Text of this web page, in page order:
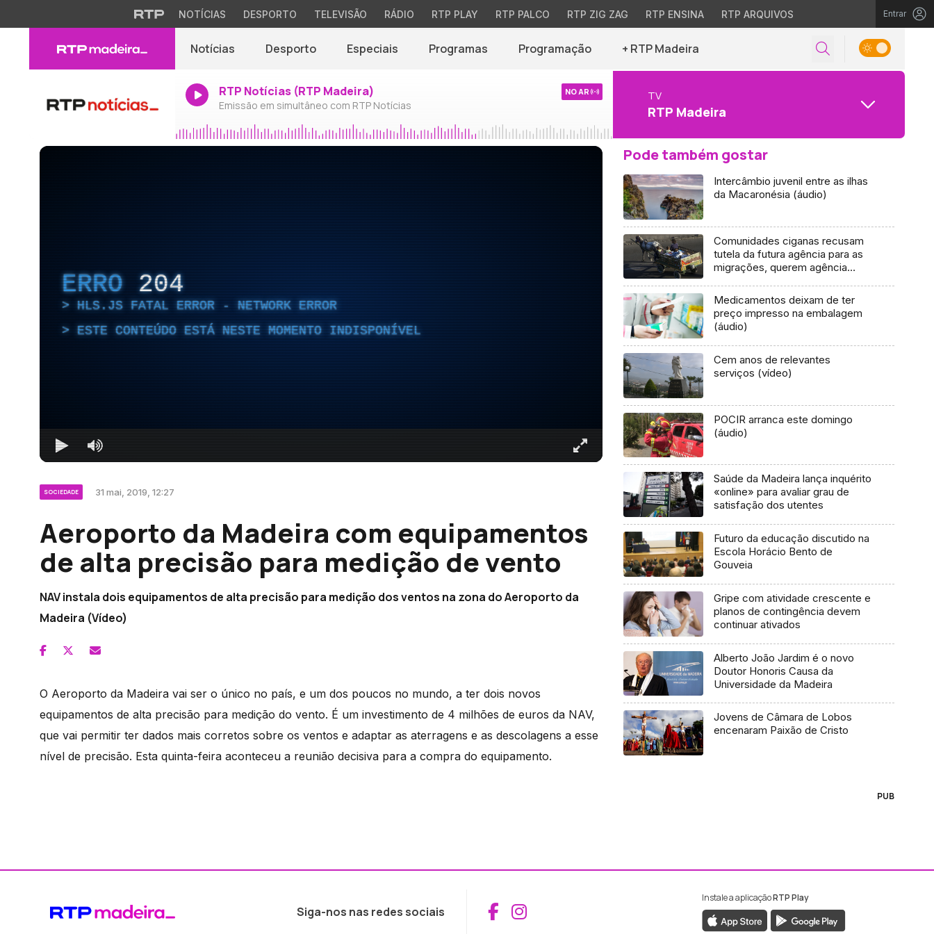
NOTÍCIAS DESPORTO TELEVISÃO RÁDIO RTP PLAY RTP PALCO RTP ZIG ZAG RTP ENSINA RTP ARQUIVOS Entrar
Notícias Desporto Especiais Programas Programação + RTP Madeira
RTP Notícias (RTP Madeira)
Emissão em simultâneo com RTP Notícias
NO AR TV
RTP Madeira
ERRO 204
HLS.JS FATAL ERROR - NETWORK ERROR
ESTE CONTEÚDO ESTÁ NESTE MOMENTO INDISPONÍVEL
SOCIEDADE 31 mai, 2019, 12:27
Aeroporto da Madeira com equipamentos
de alta precisão para medição de vento
NAV instala dois equipamentos de alta precisão para medição dos ventos na zona do Aeroporto da
Madeira (Vídeo)
O Aeroporto da Madeira vai ser o único no país, e um dos poucos no mundo, a ter dois novos
equipamentos de alta precisão para medição do vento. É um investimento de 4 milhões de euros da NAV,
que vai permitir ter dados mais corretos sobre os ventos e adaptar as aterragens e as descolagens a esse
nível de precisão. Esta quinta-feira aconteceu a reunião decisiva para a compra do equipamento.
Pode também gostar
Intercâmbio juvenil entre as ilhas
da Macaronésia (áudio)
Comunidades ciganas recusam
tutela da futura agência para as
migrações, querem agência
Medicamentos deixam de ter
preço impresso na embalagem
(áudio)
Cem anos de relevantes
serviços (vídeo)
POCIR arranca este domingo
(áudio)
Saúde da Madeira lança inquérito
«online» para avaliar grau de
satisfação dos utentes
Futuro da educação discutido na
Escola Horácio Bento de
Gouveia
Gripe com atividade crescente e
planos de contingência devem
continuar ativados
Alberto João Jardim é o novo
Doutor Honoris Causa da
Universidade da Madeira
Jovens de Câmara de Lobos
encenaram Paixão de Cristo
PUB
Siga-nos nas redes sociais Aceder ao Facebook da RTP Madeira
Aceder ao Instagram da RTP Madeira
Instale a aplicaçãoRTP Play